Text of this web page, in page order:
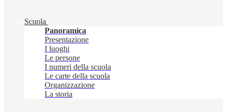
Scuola
Panoramica
Presentazione
I luoghi
Le persone
I numeri della scuola
Le carte della scuola
Organizzazione
La storia